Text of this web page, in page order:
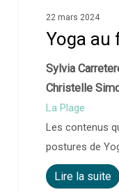
22 mars 2024
Yoga au
Sylvia
Christelle
La Plage
Les contenus
postures de
Lire la suite